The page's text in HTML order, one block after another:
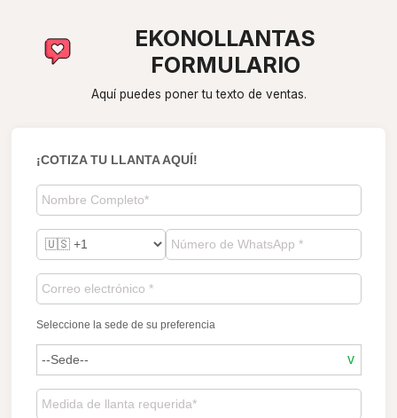
EKONOLLANTAS
FORMULARIO
Aquí puedes poner tu texto de ventas.
¡COTIZA TU LLANTA AQUÍ!
Seleccione la sede de su preferencia